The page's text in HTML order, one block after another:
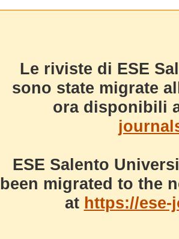
Le riviste di ESE
sono state migrate
ora disponibili
ESE Salento
been migrated to the
at https://